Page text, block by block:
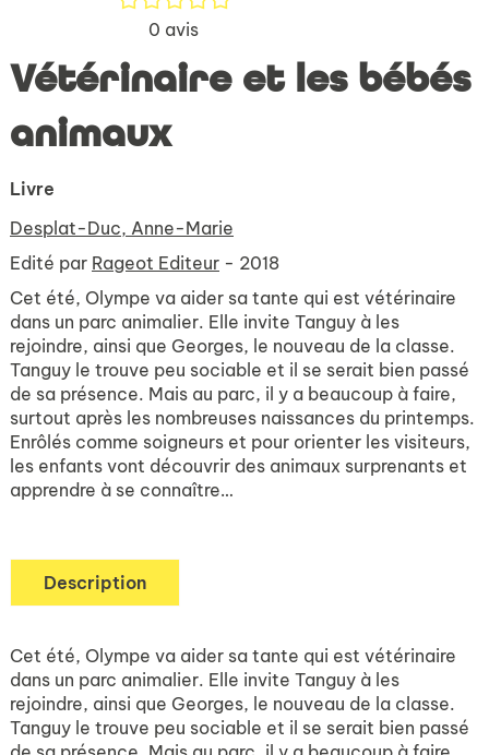
0 avis
Vétérinaire et les bébés
animaux
Livre
Desplat-Duc, Anne-Marie
Edité par Rageot Editeur - 2018
Cet été, Olympe va aider sa tante qui est vétérinaire
dans un parc animalier. Elle invite Tanguy à les
rejoindre, ainsi que Georges, le nouveau de la classe.
Tanguy le trouve peu sociable et il se serait bien passé
de sa présence. Mais au parc, il y a beaucoup à faire,
surtout après les nombreuses naissances du printemps.
Enrôlés comme soigneurs et pour orienter les visiteurs,
les enfants vont découvrir des animaux surprenants et
apprendre à se connaître…
Description
Cet été, Olympe va aider sa tante qui est vétérinaire
dans un parc animalier. Elle invite Tanguy à les
rejoindre, ainsi que Georges, le nouveau de la classe.
Tanguy le trouve peu sociable et il se serait bien passé